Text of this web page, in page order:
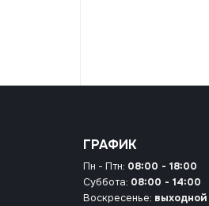
ГРАФИК
Пн - Птн: 08:00 - 18:00
Суббота: 08:00 - 14:00
Воскресенье: выходной